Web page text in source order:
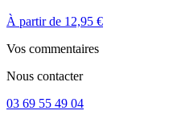
À partir de 12,95 €
Vos commentaires
Nous contacter
03 69 55 49 04